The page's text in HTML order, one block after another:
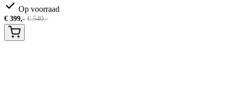
Op voorraad
€ 399,- €540,-